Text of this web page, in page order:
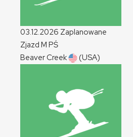
03.12.2026 Zaplanowane
Zjazd M PŚ
Beaver Creek
(USA)